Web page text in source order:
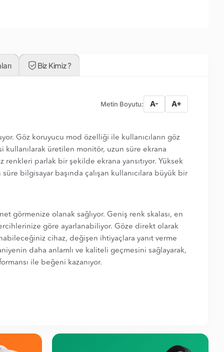
Biz Kimiz ?
Metin Boyutu: A- A+
Göz koruyucu mod özelliği ile kullanıcıların göz
kullanılarak üretilen monitör, uzun süre ekrana
parlak bir şekilde ekrana yansıtıyor. Yüksek
bilgisayar başında çalışan kullanıcılara büyük bir
görmenize olanak sağlıyor. Geniş renk skalası, en
göre ayarlanabiliyor. Göze direkt olarak
cihaz, değişen ihtiyaçlara yanıt verme
daha anlamlı ve kaliteli geçmesini sağlayarak,
ile beğeni kazanıyor.